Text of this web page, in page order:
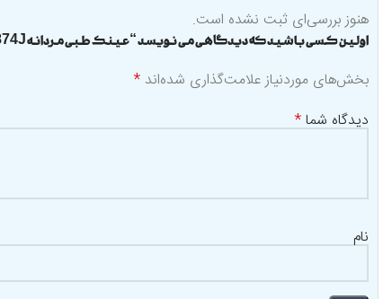
هنوز بررسی‌ای ثبت نشده است.
اولین کسی باشید که دیدگاهی می نویسد “عینک طبی مردانه TOM TAILOR 10874J”
بخش‌های موردنیاز علامت‌گذاری شده‌اند *
دیدگاه شما*
نام